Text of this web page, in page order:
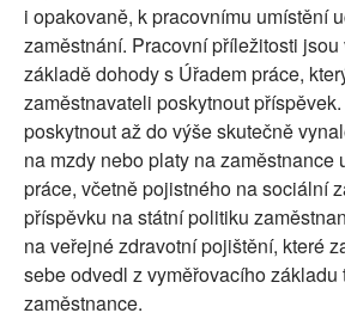
i opakovaně, k pracovnímu umístění
zaměstnání. Pracovní příležitosti jsou
základě dohody s Úřadem práce,
zaměstnavateli poskytnout
poskytnout až do výše skutečně
na mzdy nebo platy na zaměstnance
práce, včetně pojistného na sociální
příspěvku na státní politiku
na veřejné zdravotní pojištění, které
sebe odvedl z vyměřovacího základu
zaměstnance.